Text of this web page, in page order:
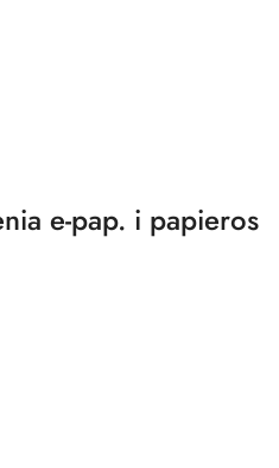
e-pap. i papieros